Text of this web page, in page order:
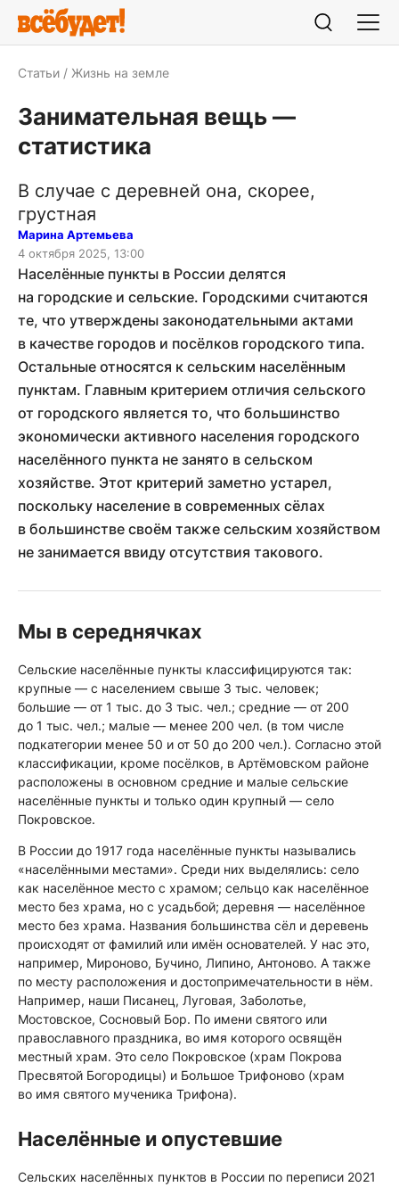
Статьи Жизнь на земле
Занимательная вещь —
статистика
В случае с деревней она, скорее,
грустная
Марина Артемьева
4 октября 2025, 13:00
Населённые пункты в России делятся
на городские и сельские. Городскими считаются
те, что утверждены законодательными актами
в качестве городов и посёлков городского типа.
Остальные относятся к сельским населённым
пунктам. Главным критерием отличия сельского
от городского является то, что большинство
экономически активного населения городского
населённого пункта не занято в сельском
хозяйстве. Этот критерий заметно устарел,
поскольку население в современных сёлах
в большинстве своём также сельским хозяйством
не занимается ввиду отсутствия такового.
Мы в середнячках
Сельские населённые пункты классифицируются так:
крупные — с населением свыше 3 тыс. человек;
большие — от 1 тыс. до 3 тыс. чел.; средние — от 200
до 1 тыс. чел.; малые — менее 200 чел. (в том числе
подкатегории менее 50 и от 50 до 200 чел.). Согласно этой
классификации, кроме посёлков, в Артёмовском районе
расположены в основном средние и малые сельские
населённые пункты и только один крупный — село
Покровское.
В России до 1917 года населённые пункты назывались
«населёнными местами». Среди них выделялись: село
как населённое место с храмом; сельцо как населённое
место без храма, но с усадьбой; деревня — населённое
место без храма. Названия большинства сёл и деревень
происходят от фамилий или имён основателей. У нас это,
например, Мироново, Бучино, Липино, Антоново. А также
по месту расположения и достопримечательности в нём.
Например, наши Писанец, Луговая, Заболотье,
Мостовское, Сосновый Бор. По имени святого или
православного праздника, во имя которого освящён
местный храм. Это село Покровское (храм Покрова
Пресвятой Богородицы) и Большое Трифоново (храм
во имя святого мученика Трифона).
Населённые и опустевшие
Сельских населённых пунктов в России по переписи 2021